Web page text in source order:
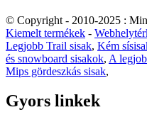
© Copyright - 2010-2025 :
Kiemelt termékek -
Legjobb Trail sisak, Kém
és snowboard sisakok, A
Mips gördeszkás sisak,
Gyors linkek